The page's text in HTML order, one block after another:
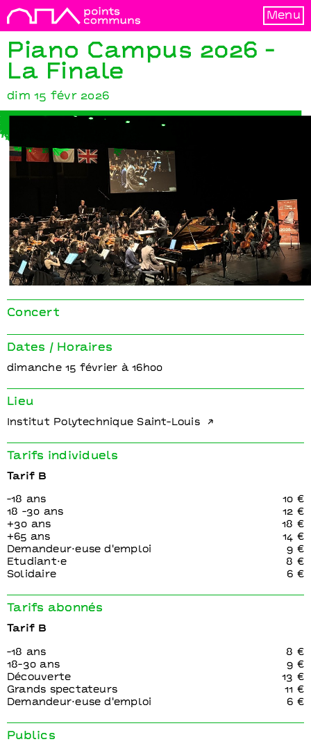
Menu
Piano Campus 2026 -
La Finale
dim 15 févr 2026
Piano Campus 2026 - La Finale
Concert
Dates / Horaires
dimanche 15 février à 16h00
Lieu
Institut Polytechnique Saint-Louis
Tarifs individuels
Tarif B
-18 ans
10 €
18 -30 ans
12 €
+30 ans
18 €
+65 ans
14 €
Demandeur⋅euse d'emploi
9 €
Etudiant⋅e
8 €
Solidaire
6 €
Tarifs abonnés
Tarif B
-18 ans
8 €
18-30 ans
9 €
Découverte
13 €
Grands spectateurs
11 €
Demandeur⋅euse d'emploi
6 €
Publics